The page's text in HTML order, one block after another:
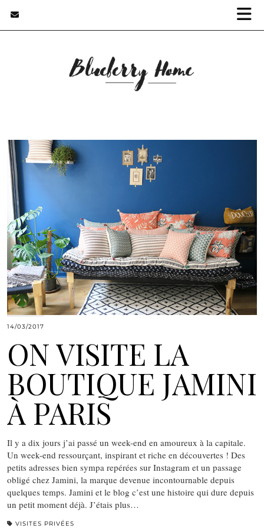
14/03/2017
ON VISITE LA
BOUTIQUE JAMINI
À PARIS
Il y a dix jours j’ai passé un week-end en amoureux à la capitale.
Un week-end ressourçant, inspirant et riche en découvertes ! Des
petits adresses bien sympa repérées sur Instagram et un passage
obligé chez Jamini, la marque devenue incontournable depuis
quelques temps. Jamini et le blog c’est une histoire qui dure depuis
un petit moment déjà. J’étais plus…
VISITES PRIVÉES